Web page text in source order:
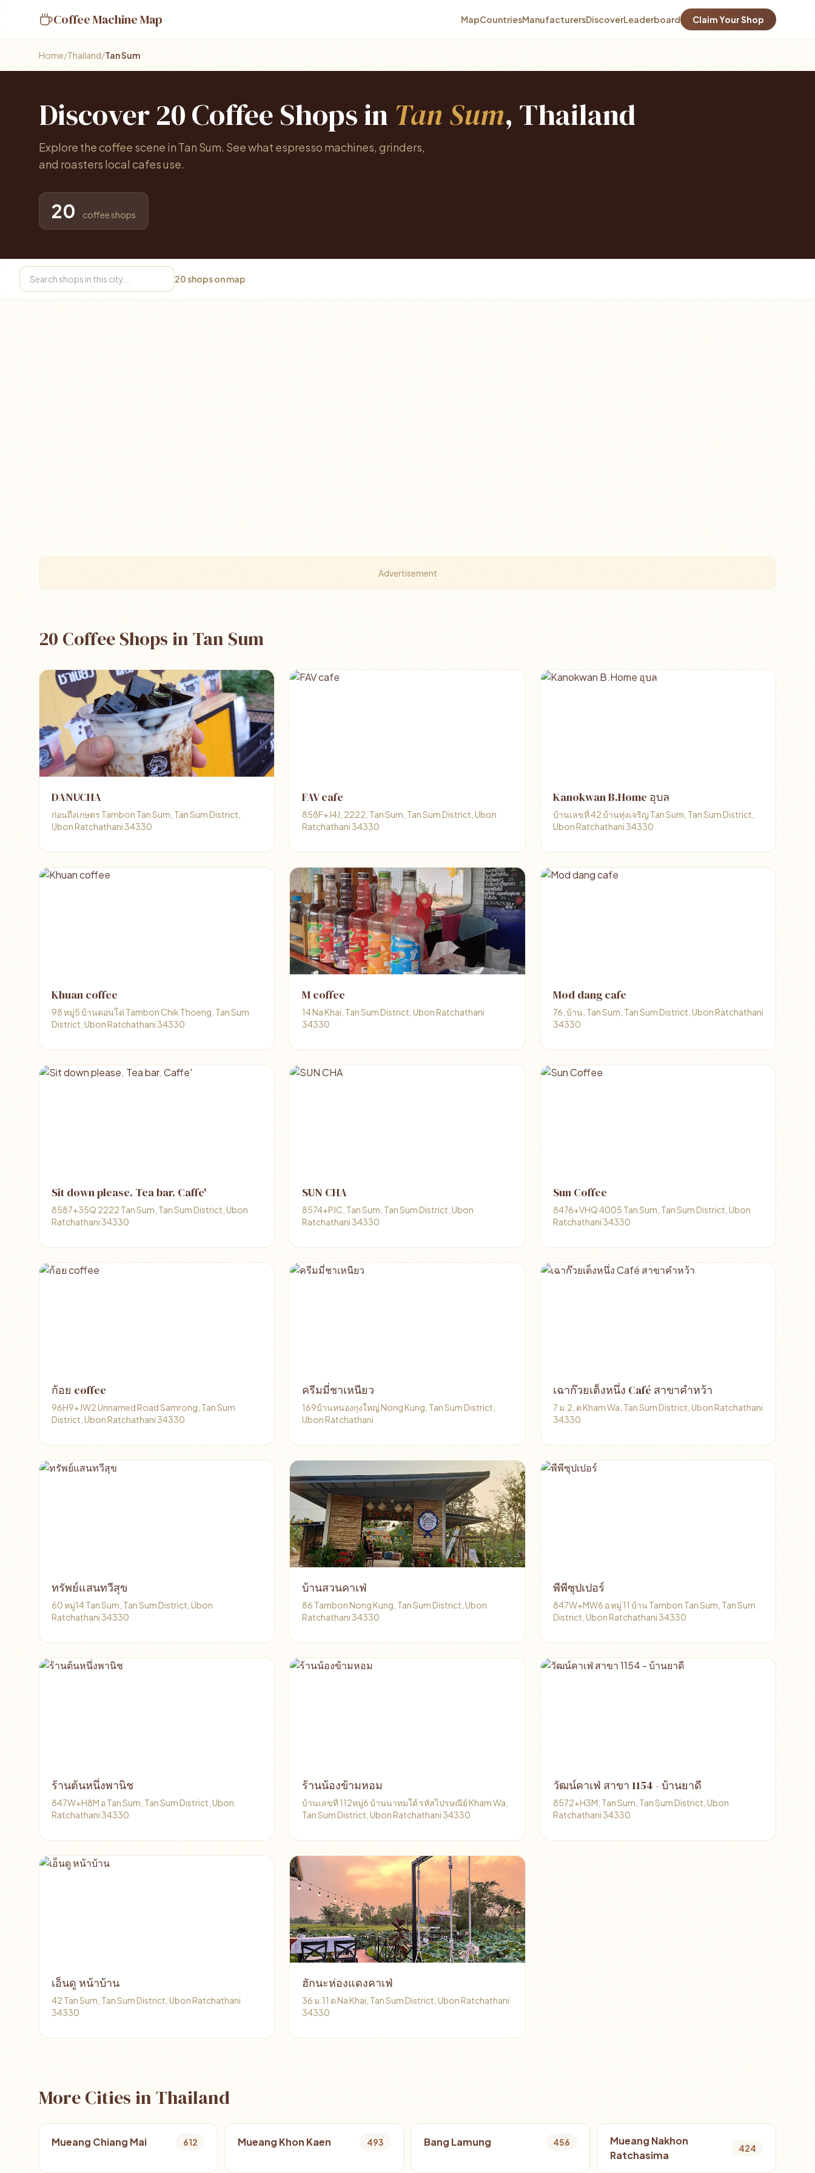
Coffee Machine Map MapCountriesManufacturersDiscoverLeaderboard Claim Your Shop
Home/Thailand/Tan Sum
Discover 20 Coffee Shops inTan Sum, Thailand
Explore the coffee scene in Tan Sum. See what espresso machines, grinders,
and roasters local cafes use.
20 coffee shops
20 shops on map
Advertisement
20 Coffee Shops in Tan Sum
DANUCHA
ก่อนถึงเกษตร Tambon Tan Sum, Tan Sum District,
Ubon Ratchathani 34330
FAV cafe
858F+J4J, 2222, Tan Sum, Tan Sum District, Ubon
Ratchathani 34330
Kanokwan B.Home อุบล
บ้านเลขที่ 42 บ้านทุ่งเจริญ Tan Sum, Tan Sum District,
Ubon Ratchathani 34330
Khuan coffee
98 หมู่5 บ้านดอนโด่ Tambon Chik Thoeng, Tan Sum
District, Ubon Ratchathani 34330
M coffee
14 Na Khai, Tan Sum District, Ubon Ratchathani
34330
Mod dang cafe
76, บ้าน, Tan Sum, Tan Sum District, Ubon Ratchathani
34330
Sit down please. Tea bar. Caffe'
8587+35Q 2222 Tan Sum, Tan Sum District, Ubon
Ratchathani 34330
SUN CHA
8574+PJC, Tan Sum, Tan Sum District, Ubon
Ratchathani 34330
Sun Coffee
8476+VHQ 4005 Tan Sum, Tan Sum District, Ubon
Ratchathani 34330
ก้อย coffee
96H9+JW2 Unnamed Road Samrong, Tan Sum
District, Ubon Ratchathani 34330
ครีมมี่ชาเหนียว
169บ้านหนองกุงใหญ่ Nong Kung, Tan Sum District,
Ubon Ratchathani
เฉาก๊วยเต็งหนึ่ง Café สาขาคำหว้า
7 ม.2, ต Kham Wa, Tan Sum District, Ubon Ratchathani
34330
ทรัพย์แสนทวีสุข
60 หมู่14 Tan Sum, Tan Sum District, Ubon
Ratchathani 34330
บ้านสวนคาเฟ่
86 Tambon Nong Kung, Tan Sum District, Ubon
Ratchathani 34330
พีพีซุปเปอร์
847W+MW6 อ หมู่ 11 บ้าน Tambon Tan Sum, Tan Sum
District, Ubon Ratchathani 34330
ร้านต้นหนึ่งพานิช
847W+H8M อ Tan Sum, Tan Sum District, Ubon
Ratchathani 34330
ร้านน้องข้ามหอม
บ้านเลขที่ 112หมู่6 บ้านนาทมใต้ รหัสไปรษณีย์ Kham Wa,
Tan Sum District, Ubon Ratchathani 34330
วัฒน์คาเฟ่ สาขา 1154 - บ้านยาดี
8572+H3M, Tan Sum, Tan Sum District, Ubon
Ratchathani 34330
เอ็นดู หน้าบ้าน
42 Tan Sum, Tan Sum District, Ubon Ratchathani
34330
ฮักนะห่องแดงคาเฟ่
36 ม.11 ต Na Khai, Tan Sum District, Ubon Ratchathani
34330
More Cities in Thailand
Mueang Chiang Mai 612 Mueang Khon Kaen 493 Bang Lamung 456
Mueang Nakhon
Ratchasima
424